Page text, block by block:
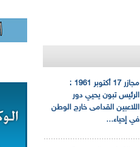
مجازر 17 أكتوبر 1961 :
الرئيس تبون يحيي دور
اللاعبين القدامى خارج الوطن
في إحياء...